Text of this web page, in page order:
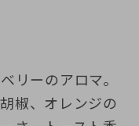
リーのアロマ。
椒、オレンジの